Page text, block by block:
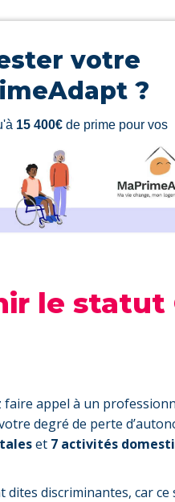
votre
?
15 400€de prime pour vos
le statut
appel à un
degré de perte
et 7 activités
dites discriminantes, car ce